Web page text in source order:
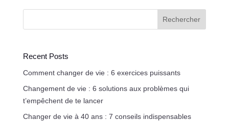
Rechercher
Recent Posts
Comment changer de vie : 6 exercices puissants
Changement de vie : 6 solutions aux problèmes qui
t’empêchent de te lancer
Changer de vie à 40 ans : 7 conseils indispensables